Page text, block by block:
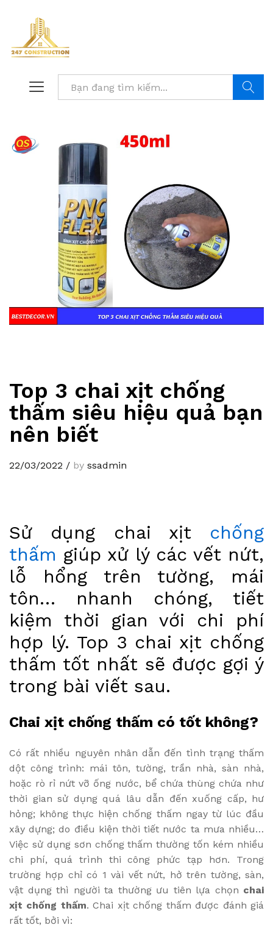
Top 3 chai xịt chống
thấm siêu hiệu quả bạn
nên biết
22/03/2022 / by ssadmin
Sử dụng chai xịt chống
thấm giúp xử lý các vết nứt,
lỗ hổng trên tường, mái
tôn… nhanh chóng, tiết
kiệm thời gian với chi phí
hợp lý. Top 3 chai xịt chống
thấm tốt nhất sẽ được gợi ý
trong bài viết sau.
Chai xịt chống thấm có tốt không?
Có rất nhiều nguyên nhân dẫn đến tình trạng thấm
dột công trình: mái tôn, tường, trần nhà, sàn nhà,
hoặc rò rỉ nứt vỡ ống nước, bể chứa thùng chứa như
thời gian sử dụng quá lâu dẫn đến xuống cấp, hư
hỏng; không thực hiện chống thấm ngay từ lúc đầu
xây dựng; do điều kiện thời tiết nước ta mưa nhiều…
Việc sử dụng sơn chống thấm thường tốn kém nhiều
chi phí, quá trình thi công phức tạp hơn. Trong
trường hợp chỉ có 1 vài vết nứt, hở trên tường, sàn,
vật dụng thì người ta thường ưu tiên lựa chọn chai
xịt chống thấm. Chai xịt chống thấm được đánh giá
rất tốt, bởi vì: